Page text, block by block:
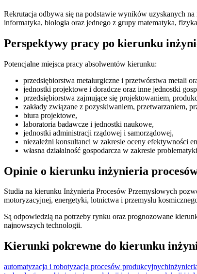
Rekrutacja odbywa się na podstawie wyników uzyskanych
informatyka, biologia oraz jednego z grupy matematyka,
Perspektywy pracy po kierunku
Potencjalne miejsca pracy absolwentów kierunku:
przedsiębiorstwa metalurgiczne i przetwórstwa metali
jednostki projektowe i doradcze oraz inne jednostki
przedsiębiorstwa zajmujące się projektowaniem,
zakłady związane z pozyskiwaniem, przetwarzaniem,
biura projektowe,
laboratoria badawcze i jednostki naukowe,
jednostki administracji rządowej i samorządowej,
niezależni konsultanci w zakresie oceny efektywności
własna działalność gospodarcza w zakresie
Opinie o kierunku inżynieria
Studia na kierunku Inżynieria Procesów Przemysłowych
motoryzacyjnej, energetyki, lotnictwa i przemysłu
Są odpowiedzią na potrzeby rynku oraz prognozowane
najnowszych technologii.
Kierunki pokrewne do kierunku
automatyzacja i robotyzacja procesów produkcyjnych